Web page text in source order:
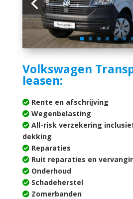
Volkswagen
leasen:
Rente en afschrijving
Wegenbelasting
All-risk verzekering
dekking
Reparaties
Ruit reparaties en
Onderhoud
Schadeherstel
Zomerbanden